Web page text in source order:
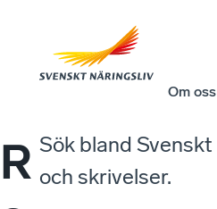
Om oss
R Sök bland
och skrivelser.